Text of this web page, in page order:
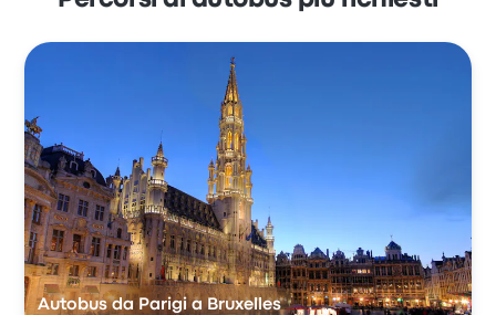
Autobus da Parigi a Bruxelles